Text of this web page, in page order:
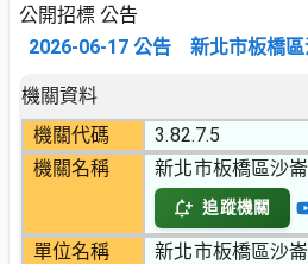
公開招標 公告
2026-06-17 公告 新北市板橋
機關資料
機關代碼
3.82.7.5
機關名稱
新北市板橋區沙
追蹤機關
單位名稱
新北市板橋區沙